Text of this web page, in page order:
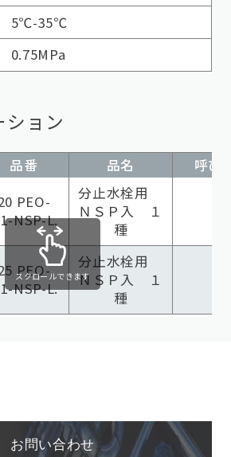
5℃-35℃
0.75MPa
ション
品番 品名
呼び
PEO-
NSP-L.
分止水栓用
ＮＳＰ入 １
種
PEO-
NSP-L.
分止水栓用
ＮＳＰ入 １
種
スクロールできます
お問い合わせ